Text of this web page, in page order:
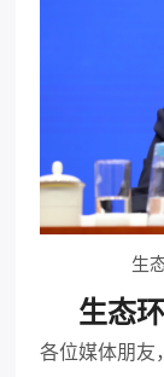
生
生态
各位媒体朋友